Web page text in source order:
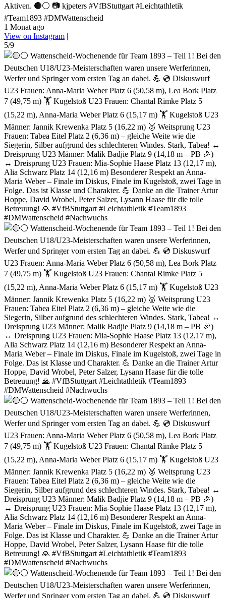
Aktiven. 🔴⚪ 📷 kjpeters #VfBStuttgart #Leichtathletik
#Team1893 #DMWattenscheid
1 Monat ago
View on Instagram |
5/9